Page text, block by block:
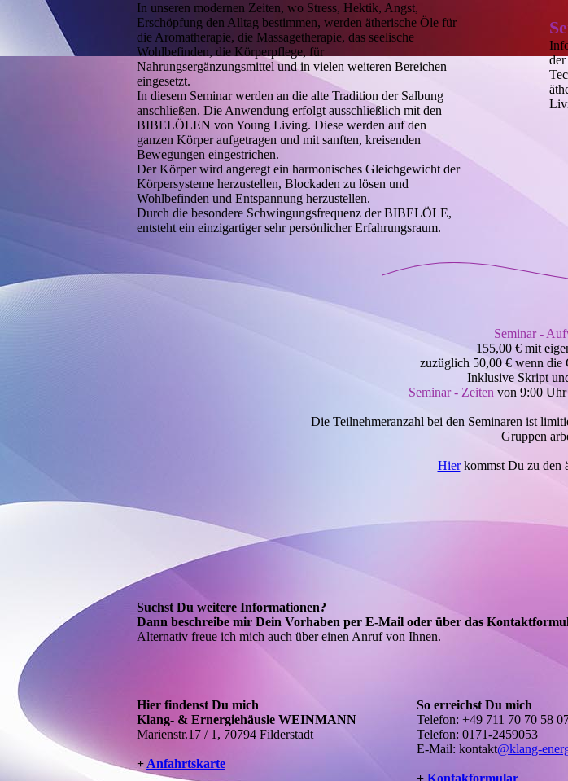
In unseren modernen Zeiten, wo Stress, Hektik, Angst,
Erschöpfung den Alltag bestimmen, werden ätherische Öle für
die Aromatherapie, die Massagetherapie, das seelische
Wohlbefinden, die Körperpflege, für
Nahrungsergänzungsmittel und in vielen weiteren Bereichen
eingesetzt.
In diesem Seminar werden an die alte Tradition der Salbung
anschließen. Die Anwendung erfolgt ausschließlich mit den
BIBELÖLEN von Young Living. Diese werden auf den
ganzen Körper aufgetragen und mit sanften, kreisenden
Bewegungen eingestrichen.
Der Körper wird angeregt ein harmonisches Gleichgewicht der
Körpersysteme herzustellen, Blockaden zu lösen und
Wohlbefinden und Entspannung herzustellen.
Durch die besondere Schwingungsfrequenz der BIBELÖLE,
entsteht ein einzigartiger sehr persönlicher Erfahrungsraum.
Seminar -
155,00 € mit
zuzüglich 50,00 € wenn die
Inklusive Skript
Seminar - Zeiten von 9:00
Die Teilnehmeranzahl bei den Seminaren ist
Gruppen
Hierkommst Du zu den
Suchst Du weitere Informationen?
Dann beschreibe mir Dein Vorhaben per E-Mail oder über das
Alternativ freue ich mich auch über einen Anruf von Ihnen.
Hier findenst Du mich
Klang- & Ernergiehäusle WEINMANN
Marienstr.17 / 1, 70794 Filderstadt
+ Anfahrtskarte
So erreichst Du mich
Telefon: +49 711 70 70 58
Telefon: 0171-2459053
E-Mail: kontakt@klang-